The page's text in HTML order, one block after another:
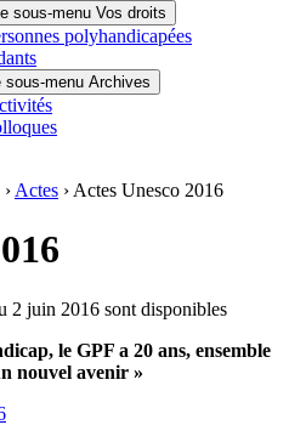
sous-menu Vos droits
polyhandicapées
sous-menu Archives
› Actes › Actes Unesco 2016
2 juin 2016 sont disponibles
le GPF a 20 ans, ensemble
nouvel avenir »